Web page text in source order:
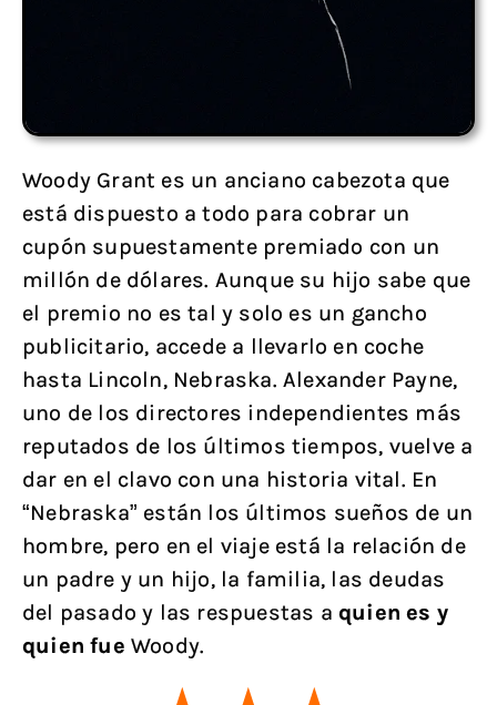
Woody Grant es un anciano cabezota que
está dispuesto a todo para cobrar un
cupón supuestamente premiado con un
millón de dólares. Aunque su hijo sabe que
el premio no es tal y solo es un gancho
publicitario, accede a llevarlo en coche
hasta Lincoln, Nebraska. Alexander Payne,
uno de los directores independientes más
reputados de los últimos tiempos, vuelve a
dar en el clavo con una historia vital. En
“Nebraska” están los últimos sueños de un
hombre, pero en el viaje está la relación de
un padre y un hijo, la familia, las deudas
del pasado y las respuestas a quien es y
quien fue Woody.